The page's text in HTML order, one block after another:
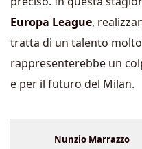
Europa League,
tratta di un talento
rappresenterebbe un
e per il futuro del Milan.
Nunzio Marrazzo